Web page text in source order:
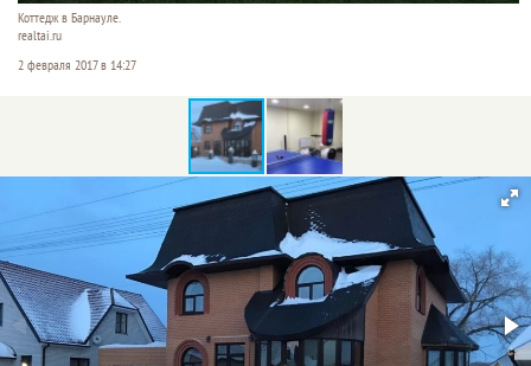
Коттедж в Барнауле.
realtai.ru
2 февраля 2017 в 14:27